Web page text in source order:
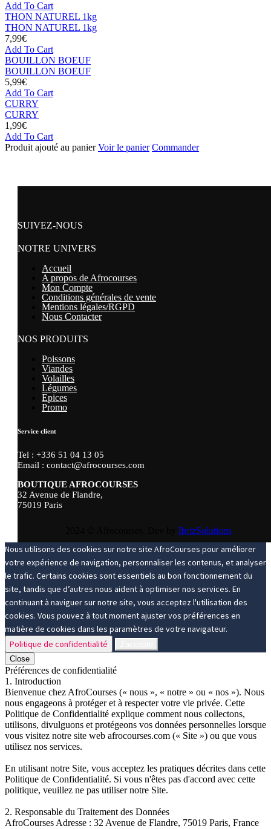
Add To Cart
THON NATUREL 1kg
THON NATUREL 1kg
7,99€
Add To Cart
BOUILLON BOEUF
BOUILLON BOEUF
5,99€
Add To Cart
CURRY
CURRY
1,99€
Add To Cart
Produit ajouté au panierVoir le panier Commander
SUIVEZ-NOUS
NOTRE UNIVERS
Accueil
A propos de Afrocourses
Mon Compte
Conditions générales de vente
Mentions légales/RGPD
Nous Contacter
NOS PRODUITS
Poissons
Viandes
Volailles
Légumes
Epices
Promo
Service client
Tel : +336 51 04 13 05
Email : contact@afrocourses.com
BOUTIQUE AFROCOURSES
32 Avenue de Flandre,
75019 Paris
IbrizSolutions
Nous utilisons des cookies sur notre site AfroCourses pour améliorer
votre expérience de navigation, personnaliser les contenus, et analyser
le trafic. Certains cookies sont essentiels au bon fonctionnement du
site, tandis que d’autres nous aident à optimiser nos services. En
continuant à naviguer sur notre site, vous acceptez l'utilisation des
cookies. Vous pouvez à tout moment ajuster vos préférences en
matière de cookies dans les paramètres de votre navigateur.
Politique de confidentialité
Close
Préférences de confidentialité
1. Introduction
Bienvenue chez AfroCourses (« nous », « notre » ou « nos »). Nous
nous engageons à protéger et à respecter votre vie privée. Cette
Politique de Confidentialité explique comment nous collectons,
utilisons, divulguons et protégeons vos données personnelles lorsque
vous visitez notre site web afrocourses.com (« Site ») ou que vous
utilisez nos services.
En utilisant notre Site, vous acceptez les pratiques décrites dans cette
Politique de Confidentialité. Si vous n'êtes pas d'accord avec cette
politique, veuillez ne pas utiliser notre Site.
2. Responsable du Traitement des Données
AfroCourses Adresse : 32 Avenue de Flandre, 75019 Paris, France